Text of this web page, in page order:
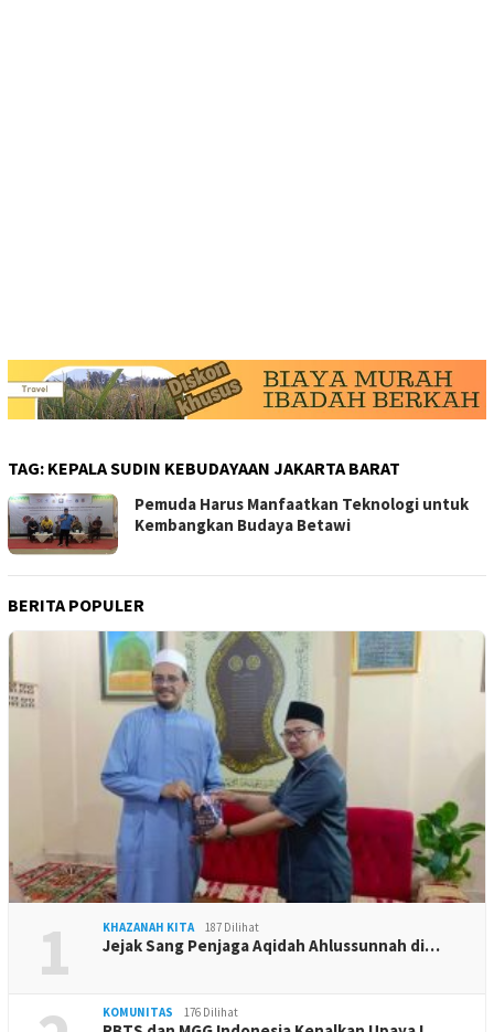
TAG: KEPALA SUDIN KEBUDAYAAN JAKARTA BARAT
Pemuda Harus Manfaatkan Teknologi untuk
Kembangkan Budaya Betawi
BERITA POPULER
1 KHAZANAH KITA 187 Dilihat
Jejak Sang Penjaga Aqidah Ahlussunnah di…
KOMUNITAS 176 Dilihat